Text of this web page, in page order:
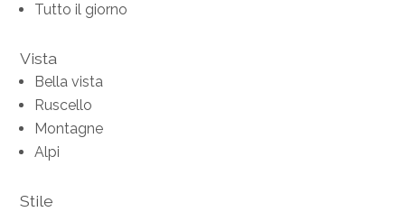
Tutto il giorno
Vista
Bella vista
Ruscello
Montagne
Alpi
Stile